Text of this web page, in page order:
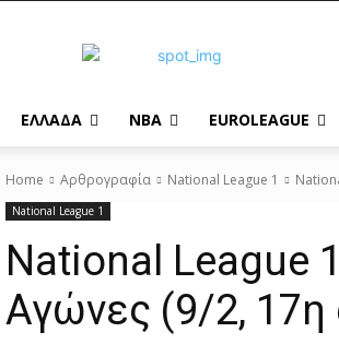
EΛΛΑΔΑ NBA ΕUROLEAGUE
Home Αρθρογραφία National League 1
National League 1
National League
Αγώνες (9/2, 17η